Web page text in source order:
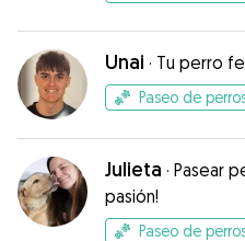
Unai · Tu perro
Paseo de
Julieta · Pasear
pasión!
Paseo de